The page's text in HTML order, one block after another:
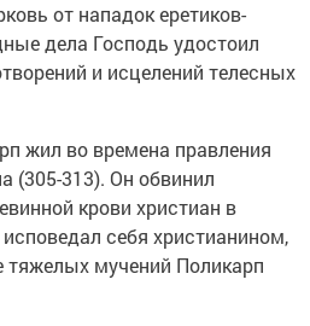
от нападок еретиков-
дела Господь удостоил
и исцелений телесных
жил во времена правления
(305-313). Он обвинил
крови христиан в
себя христианином,
тяжелых мучений Поликарп